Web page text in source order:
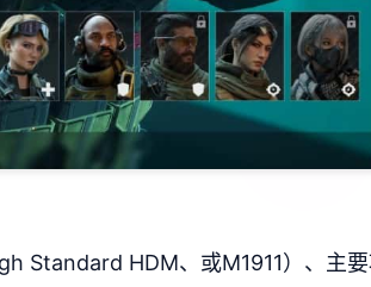
Standard HDM、或M1911）、主要